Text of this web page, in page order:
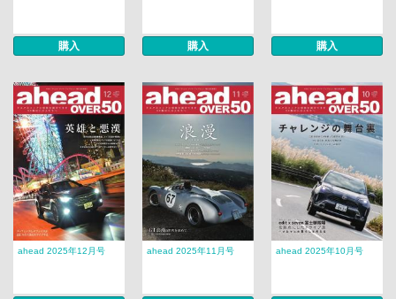
購入 購入 購入
ahead 2025年12月号 ahead 2025年11月号 ahead 2025年10月号